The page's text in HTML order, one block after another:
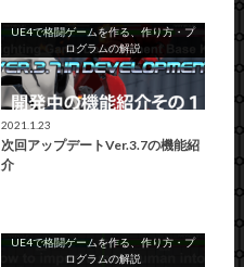
UE4で格闘ゲームを作る、作り方・プ
ログラムの解説
2021.1.23
次回アップデートVer.3.7の機能紹
介
UE4で格闘ゲームを作る、作り方・プ
ログラムの解説